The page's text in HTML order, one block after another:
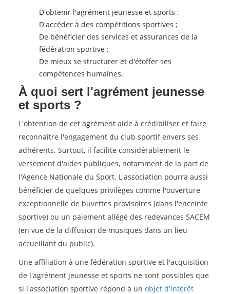
D'obtenir l'agrément jeunesse et sports ;
D'accéder à des compétitions sportives ;
De bénéficier des services et assurances de la
fédération sportive ;
De mieux se structurer et d'étoffer ses
compétences humaines.
À quoi sert l'agrément jeunesse
et sports ?
L'obtention de cet agrément aide à crédibiliser et faire
reconnaître l'engagement du club sportif envers ses
adhérents. Surtout, il facilite considérablement le
versement d'aides publiques, notamment de la part de
l'Agence Nationale du Sport. L'association pourra aussi
bénéficier de quelques privilèges comme l'ouverture
exceptionnelle de buvettes provisoires (dans l'enceinte
sportive) ou un paiement allégé des redevances SACEM
(en vue de la diffusion de musiques dans un lieu
accueillant du public).
Une affiliation à une fédération sportive et l'acquisition
de l'agrément jeunesse et sports ne sont possibles que
si l'association sportive répond à un objet d'intérêt